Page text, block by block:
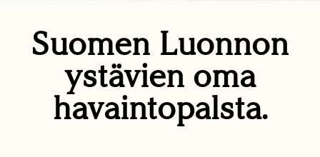
Suomen Luonnon
ystävien oma
havaintopalsta.